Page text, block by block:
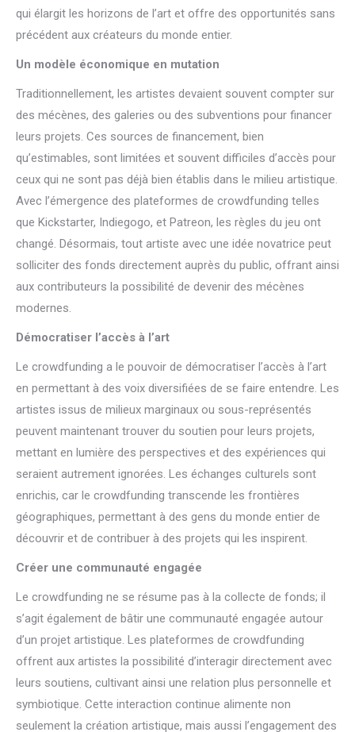
qui élargit les horizons de l’art et offre des opportunités sans
précédent aux créateurs du monde entier.
Un modèle économique en mutation
Traditionnellement, les artistes devaient souvent compter sur
des mécènes, des galeries ou des subventions pour financer
leurs projets. Ces sources de financement, bien
qu’estimables, sont limitées et souvent difficiles d’accès pour
ceux qui ne sont pas déjà bien établis dans le milieu artistique.
Avec l’émergence des plateformes de crowdfunding telles
que Kickstarter, Indiegogo, et Patreon, les règles du jeu ont
changé. Désormais, tout artiste avec une idée novatrice peut
solliciter des fonds directement auprès du public, offrant ainsi
aux contributeurs la possibilité de devenir des mécènes
modernes.
Démocratiser l’accès à l’art
Le crowdfunding a le pouvoir de démocratiser l’accès à l’art
en permettant à des voix diversifiées de se faire entendre. Les
artistes issus de milieux marginaux ou sous-représentés
peuvent maintenant trouver du soutien pour leurs projets,
mettant en lumière des perspectives et des expériences qui
seraient autrement ignorées. Les échanges culturels sont
enrichis, car le crowdfunding transcende les frontières
géographiques, permettant à des gens du monde entier de
découvrir et de contribuer à des projets qui les inspirent.
Créer une communauté engagée
Le crowdfunding ne se résume pas à la collecte de fonds; il
s’agit également de bâtir une communauté engagée autour
d’un projet artistique. Les plateformes de crowdfunding
offrent aux artistes la possibilité d’interagir directement avec
leurs soutiens, cultivant ainsi une relation plus personnelle et
symbiotique. Cette interaction continue alimente non
seulement la création artistique, mais aussi l’engagement des